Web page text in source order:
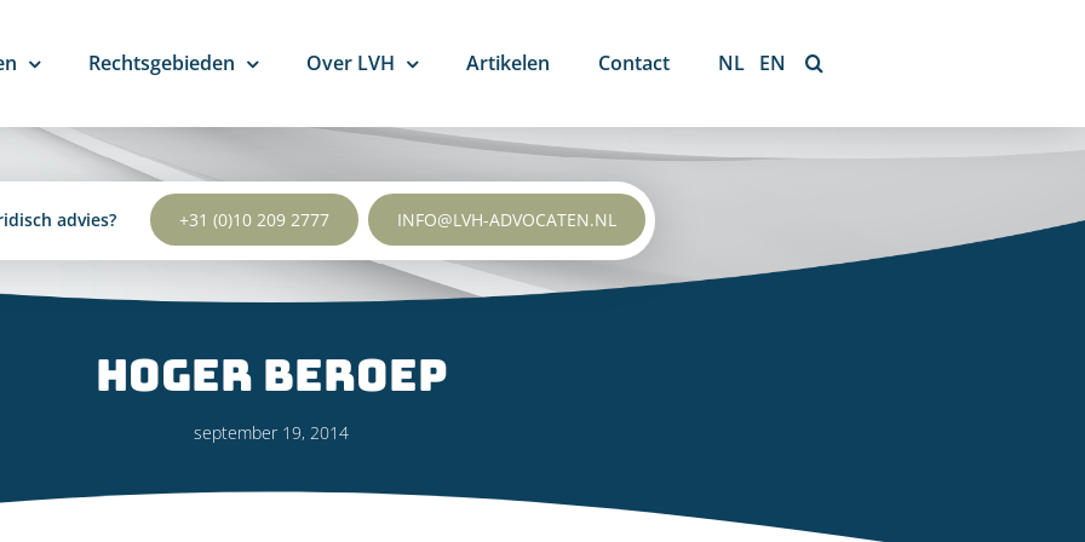
advies? +31 (0)10 209 2777 INFO@LVH-ADVOCATEN.NL
Rechtsgebieden Over LVH Artikelen Contact NL EN
Hoger beroep
september 19, 2014